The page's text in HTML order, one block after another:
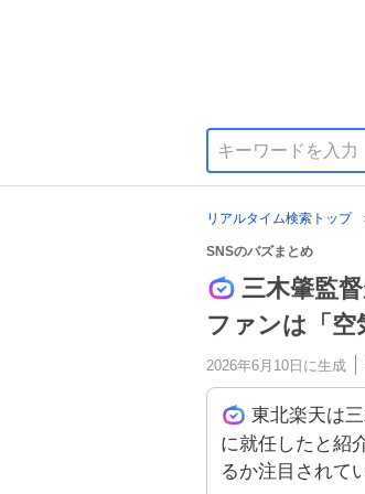
リアルタイム検索トップ
SNSのバズまとめ
三木肇監
ファンは「空
2026年6月10日 に生成
東北楽天は
に就任したと紹
るか注目されて